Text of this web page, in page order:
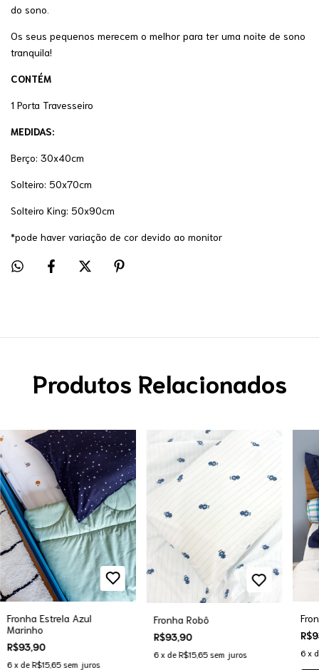
do sono.
Os seus pequenos merecem o melhor para ter uma noite de sono
tranquila!
CONTÉM
1 Porta Travesseiro
MEDIDAS:
Berço: 30x40cm
Solteiro: 50x70cm
Solteiro King: 50x90cm
*pode haver variação de cor devido ao monitor
Produtos Relacionados
Fronha Estrela Azul
Marinho
R$93,90
6 x de R$15,65 sem juros
Fronha Robô
R$93,90
6 x de R$15,65 sem juros 6 x